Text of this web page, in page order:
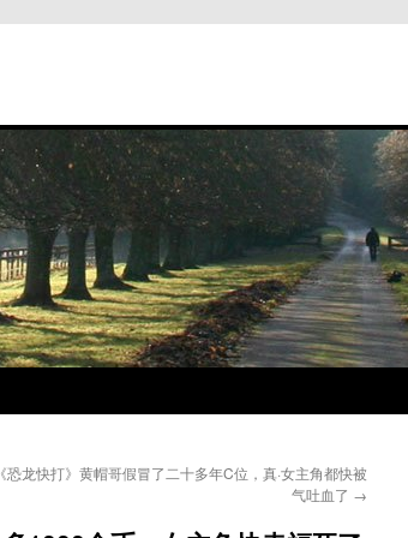
《恐龙快打》黄帽哥假冒了二十多年C位，真·女主角都快被
气吐血了 →